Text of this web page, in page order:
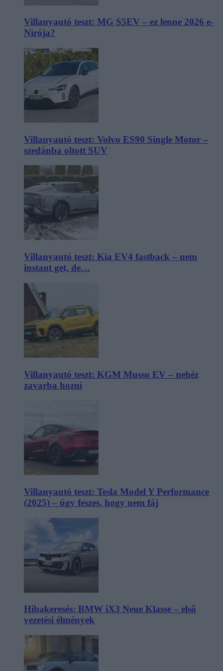
Villanyautó teszt: MG S5EV – ez lenne 2026 e-
Nirója?
Villanyautó teszt: Volvo ES90 Single Motor –
szedánba oltott SUV
Villanyautó teszt: Kia EV4 fastback – nem
instant get, de…
Villanyautó teszt: KGM Musso EV – nehéz
zavarba hozni
Villanyautó teszt: Tesla Model Y Performance
(2025) – úgy feszes, hogy nem fáj
Hibakeresés: BMW iX3 Neue Klasse – első
vezetési élmények